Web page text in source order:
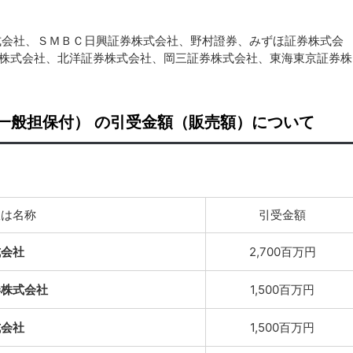
社、ＳＭＢＣ日興証券株式会社、野村證券、みずほ証券株式会
式会社、北洋証券株式会社、岡三証券株式会社、東海東京証券株
般担保付） の引受金額（販売額）について
名称 引受金額
社 2,700百万円
式会社 1,500百万円
社 1,500百万円